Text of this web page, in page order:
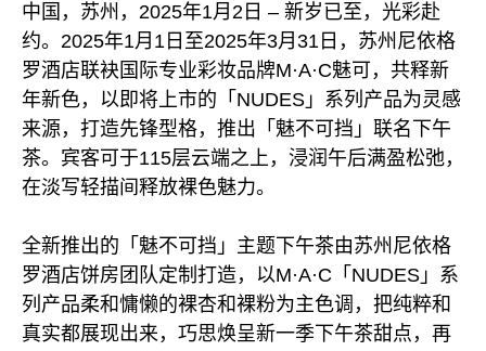
中国，苏州，2025年1月2日 – 新岁已至，光彩赴
约。2025年1月1日至2025年3月31日，苏州尼依格
罗酒店联袂国际专业彩妆品牌M·A·C魅可，共释新
年新色，以即将上市的「NUDES」系列产品为灵感
来源，打造先锋型格，推出「魅不可挡」联名下午
茶。宾客可于115层云端之上，浸润午后满盈松弛，
在淡写轻描间释放裸色魅力。
全新推出的「魅不可挡」主题下午茶由苏州尼依格
罗酒店饼房团队定制打造，以M·A·C「NUDES」系
列产品柔和慵懒的裸杏和裸粉为主色调，把纯粹和
真实都展现出来，巧思焕呈新一季下午茶甜点，再